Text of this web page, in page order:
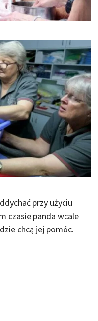
przy użyciu
czasie panda wcale
chcą jej pomóc.